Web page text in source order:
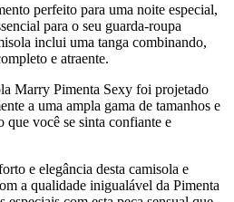
perfeito para uma noite especial,
para o seu guarda-roupa
inclui uma tanga combinando,
e atraente.
Marry Pimenta Sexy foi projetado
a uma ampla gama de tamanhos e
que você se sinta confiante e
e elegância desta camisola e
a qualidade inigualável da Pimenta